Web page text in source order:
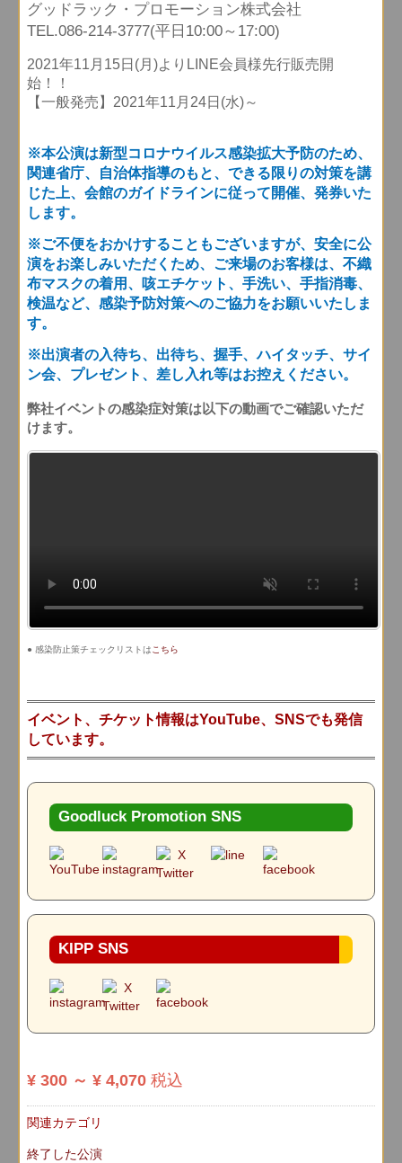
グッドラック・プロモーション株式会社
TEL.086-214-3777(平日10:00～17:00)
2021年11月15日(月)よりLINE会員様先行販売開
始！！
【一般発売】2021年11月24日(水)～
※本公演は新型コロナウイルス感染拡大予防のため、
関連省庁、自治体指導のもと、できる限りの対策を講
じた上、会館のガイドラインに従って開催、発券いた
します。
※ご不便をおかけすることもございますが、安全に公
演をお楽しみいただくため、ご来場のお客様は、不織
布マスクの着用、咳エチケット、手洗い、手指消毒、
検温など、感染予防対策へのご協力をお願いいたしま
す。
※出演者の入待ち、出待ち、握手、ハイタッチ、サイ
ン会、プレゼント、差し入れ等はお控えください。
弊社イベントの感染症対策は以下の動画でご確認いただ
けます。
● 感染防止策チェックリストは こちら
イベント、チケット情報はYouTube、SNSでも発信
しています。
Goodluck Promotion SNS
KIPP SNS
¥ 300 ～ ¥ 4,070 税込
関連カテゴリ
終了した公演